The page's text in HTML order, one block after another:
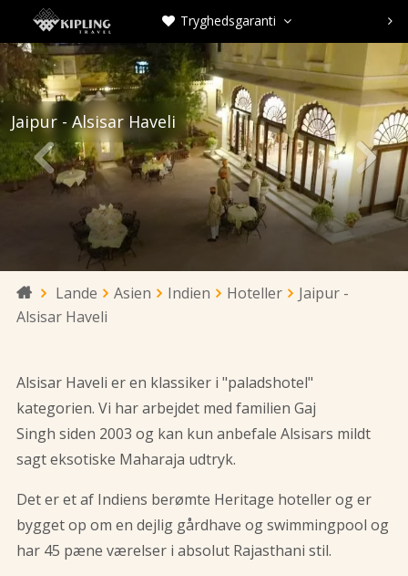
 Tryghedsgaranti  
Jaipur - Alsisar Haveli
 
 Lande Asien Indien Hoteller
Jaipur -
Alsisar Haveli
Alsisar Haveli er en klassiker i "paladshotel"
kategorien. Vi har arbejdet med familien Gaj
Singh siden 2003 og kan kun anbefale Alsisars mildt
sagt eksotiske Maharaja udtryk.
Det er et af Indiens berømte Heritage hoteller og er
bygget op om en dejlig gårdhave og swimmingpool og
har 45 pæne værelser i absolut Rajasthani stil.